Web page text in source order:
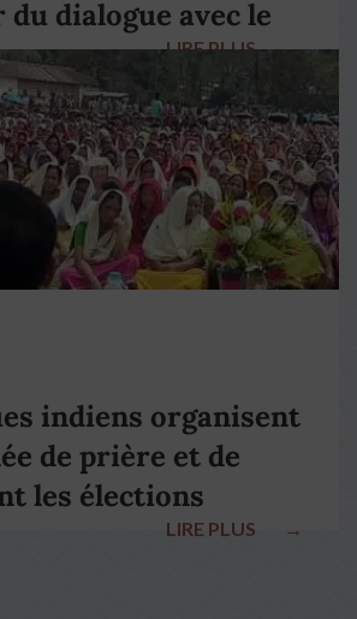
du dialogue avec le
LIRE PLUS →
indiens organisent
de prière et de
les élections
LIRE PLUS →